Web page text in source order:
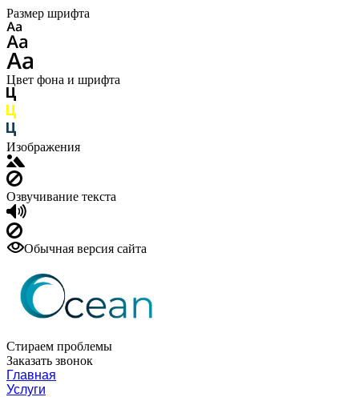
Размер шрифта
Цвет фона и шрифта
Изображения
Озвучивание текста
Обычная версия сайта
Стираем проблемы
Заказать звонок
Главная
Услуги